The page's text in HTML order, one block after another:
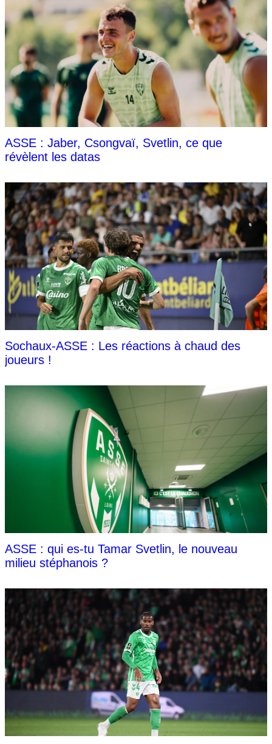
ASSE : Jaber, Csongvaï, Svetlin, ce que
révèlent les datas
Sochaux-ASSE : Les réactions à chaud des
joueurs !
ASSE : qui es-tu Tamar Svetlin, le nouveau
milieu stéphanois ?